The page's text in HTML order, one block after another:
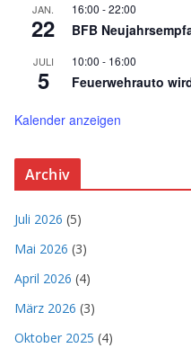
JAN.
22
16:00 -22:00
BFB
JULI
5
10:00 - 16:00
Feuerwehrauto
Kalender anzeigen
Archiv
Juli 2026 (5)
Mai 2026 (3)
April 2026 (4)
März 2026 (3)
Oktober 2025 (4)